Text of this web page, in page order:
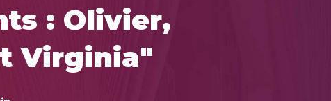
: Olivier,
Virginia"